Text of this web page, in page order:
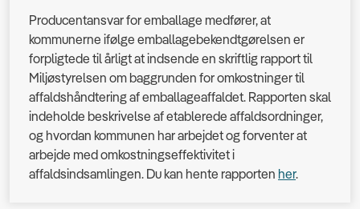
Producentansvar for emballage medfører, at
kommunerne ifølge emballagebekendtgørelsen er
forpligtede til årligt at indsende en skriftlig rapport til
Miljøstyrelsen om baggrunden for omkostninger til
affaldshåndtering af emballageaffaldet. Rapporten skal
indeholde beskrivelse af etablerede affaldsordninger,
og hvordan kommunen har arbejdet og forventer at
arbejde med omkostningseffektivitet i
affaldsindsamlingen. Du kan hente rapporten her.